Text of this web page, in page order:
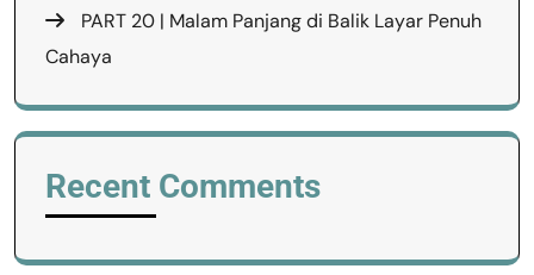
PART 20 | Malam Panjang di Balik Layar Penuh
Cahaya
Recent Comments